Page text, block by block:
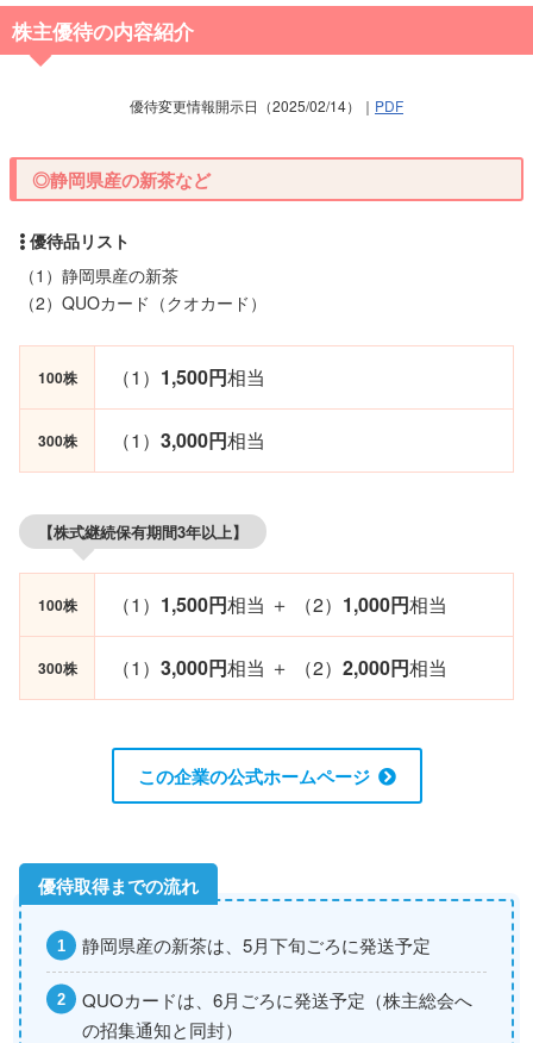
株主優待の内容紹介
優待変更情報開示日（2025/02/14）｜ PDF
◎静岡県産の新茶など
（1）静岡県産の新茶
（2）QUOカード（クオカード）
100株 （1） 1,500円相当
300株 （1）3,000円相当
【株式継続保有期間3年以上】
100株 （1） 1,500円相当 ＋ （2） 1,000円相当
300株 （1）3,000円相当 ＋ （2）2,000円相当
この企業の公式ホームページ
静岡県産の新茶は、5月下旬ごろに発送予定
QUOカードは、6月ごろに発送予定（株主総会へ
の招集通知と同封）